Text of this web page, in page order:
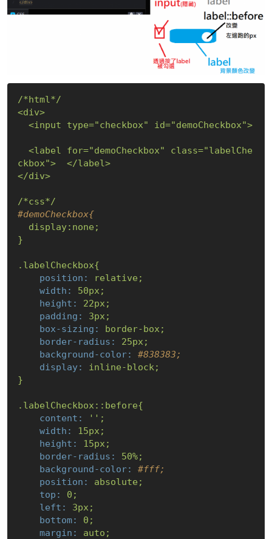
/*html*/
<div>
<input
type="checkbox" id="demoCheckbox">
<label for="demoCheckbox"
class="labelChe
ckbox">
</label>
</div>
/*css*/
#demoCheckbox{
display:none;
}
.labelCheckbox{
position:
relative;
width:
50px;
height:
22px;
padding:
3px;
box-sizing:
border-box;
border-radius:
25px;
background-color:
#838383;
display:
inline-block;
}
.labelCheckbox::before{
content:
'' ;
width:
15px;
height:
15px;
border-radius:
50%;
background-color:
#fff;
position:
absolute;
top:
0 ;
left:
3px;
bottom:
0 ;
margin:
auto;